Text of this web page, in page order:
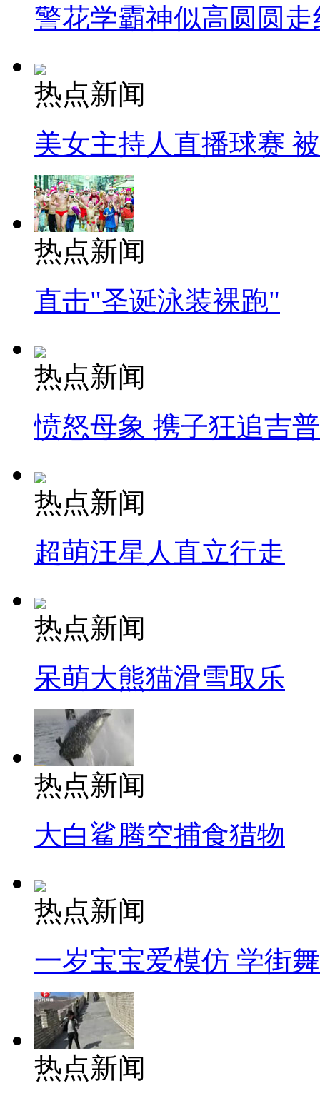
警花学霸神似高圆圆走
热点新闻
美女主持人直播球赛
热点新闻
直击"圣诞泳装裸跑"
热点新闻
愤怒母象 携子狂追吉
热点新闻
超萌汪星人直立行走
热点新闻
呆萌大熊猫滑雪取乐
热点新闻
大白鲨腾空捕食猎物
热点新闻
一岁宝宝爱模仿 学街
热点新闻